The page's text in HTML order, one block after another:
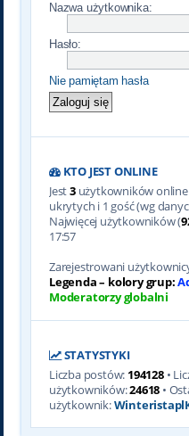
Nazwa użytkownika:
Hasło:
Nie pamiętam hasła
KTO JEST ONLINE
Jest3użytkowników online
ukrytych i 1 gość (wg
Najwięcej użytkowników (
17:57
Zarejestrowani
Legenda – kolory grup:
Moderatorzy globalni
STATYSTYKI
Liczba postów: 194128•
użytkowników:24618 •
użytkownik: